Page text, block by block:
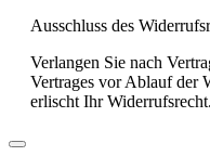
Ausschluss des
Verlangen Sie nach
Vertrages vor Ablauf der
erlischt Ihr Widerrufsrecht.